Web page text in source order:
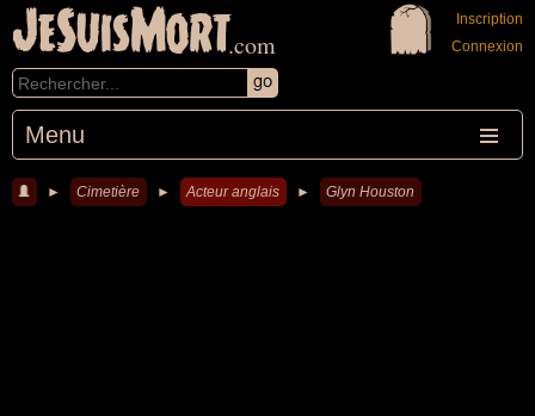
JeSuisMort.com
Menu
Inscription
Connexion
► Cimetière ► Acteur anglais ► Glyn Houston